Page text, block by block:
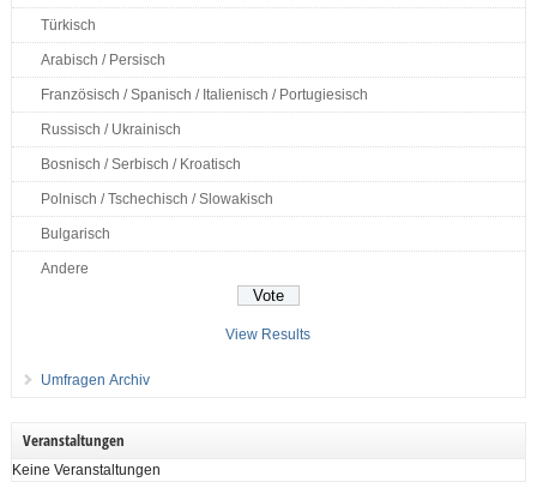
Türkisch
Arabisch / Persisch
Französisch / Spanisch / Italienisch / Portugiesisch
Russisch / Ukrainisch
Bosnisch / Serbisch / Kroatisch
Polnisch / Tschechisch / Slowakisch
Bulgarisch
Andere
View Results
Umfragen Archiv
Veranstaltungen
Keine Veranstaltungen